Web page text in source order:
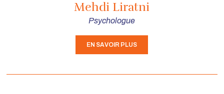
Mehdi Liratni
Psychologue
EN SAVOIR PLUS